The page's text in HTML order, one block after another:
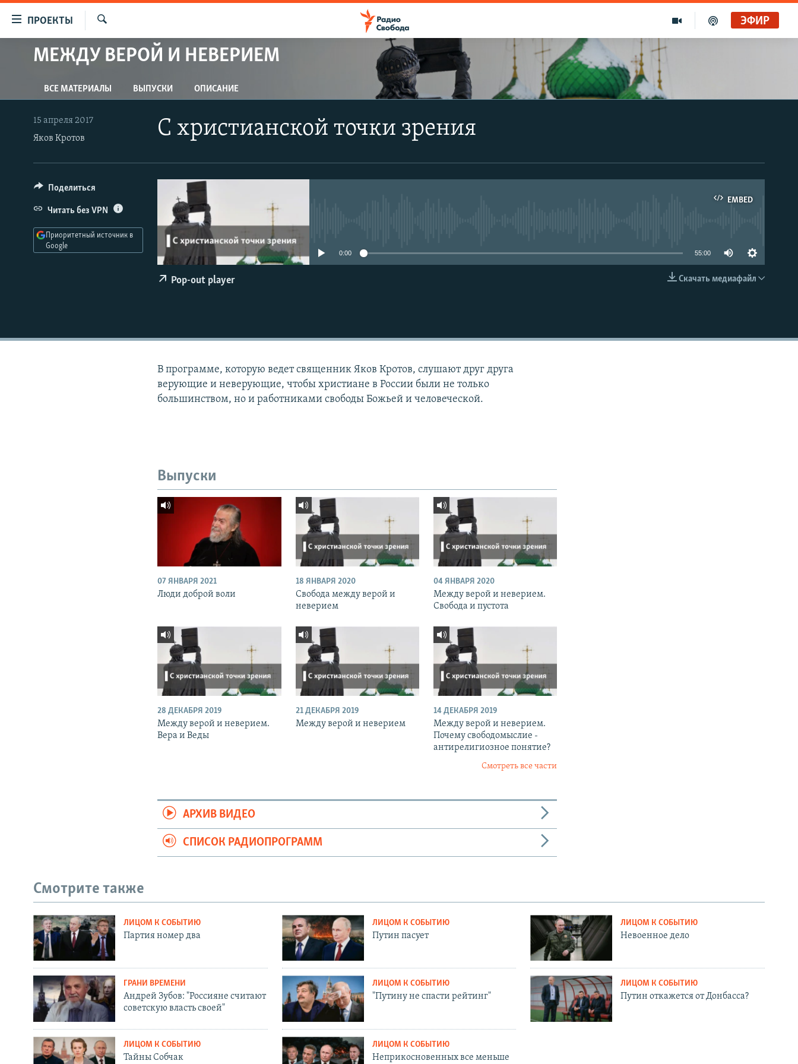
упрощенного
Вернуться
к
основному
содержанию
навигации
Вернутся
ПРОЕКТЫ
ПРОГРАММЫ
АВТОРСКИЕ ПРОЕКТЫ
ЦИТАТЫ СВОБОДЫ
МНЕНИЯ
КУЛЬТУРА
IDEL.РЕАЛИИ
КАВКАЗ.РЕАЛИИ
СЕВЕР.РЕАЛИИ
СИБИРЬ.РЕАЛИИ
ЭФИР
МЕЖДУ ВЕРОЙ И НЕВЕРИЕМ
ВСЕ МАТЕРИАЛЫ ВЫПУСКИ ОПИСАНИЕ
С христианской точки зрения
15 апреля 2017
Яков Кротов
EMBED
EMBED
0:00 55:00
Скачать медиафайл
Pop-out player
Поделиться
Читать без VPN
Приоритетный источник в
Google
В программе, которую ведет священник Яков Кротов, слушают друг друга
верующие и неверующие, чтобы христиане в России были не только
большинством, но и работниками свободы Божьей и человеческой.
Выпуски
07 ЯНВАРЯ 2021
Люди доброй воли
18 ЯНВАРЯ 2020
Свобода между верой и
неверием
04 ЯНВАРЯ 2020
Между верой и неверием.
Свобода и пустота
28 ДЕКАБРЯ 2019
Между верой и неверием.
Вера и Веды
21 ДЕКАБРЯ 2019
Между верой и неверием
14 ДЕКАБРЯ 2019
Между верой и неверием.
Почему свободомыслие -
антирелигиозное понятие?
Смотреть все части
АРХИВ ВИДЕО
СПИСОК РАДИОПРОГРАММ
Смотрите также
ЛИЦОМ К СОБЫТИЮ
Партия номер два
ЛИЦОМ К СОБЫТИЮ
Путин пасует
ЛИЦОМ К СОБЫТИЮ
Невоенное дело
ГРАНИ ВРЕМЕНИ
Андрей Зубов: "Россияне считают
советскую власть своей"
ЛИЦОМ К СОБЫТИЮ
"Путину не спасти рейтинг"
ЛИЦОМ К СОБЫТИЮ
Путин откажется от Донбасса?
ЛИЦОМ К СОБЫТИЮ
Тайны Собчак
ЛИЦОМ К СОБЫТИЮ
Неприкосновенных все меньше